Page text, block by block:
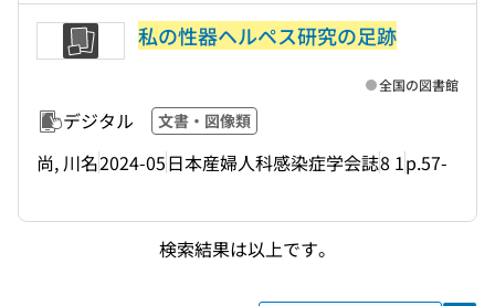
私の性器ヘルペス研究の足跡
デジタル 文書・図像類
尚, 川名2024-05日本産婦人科感染症学会誌8 1p.57-
全国の図書館
検索結果は以上です。